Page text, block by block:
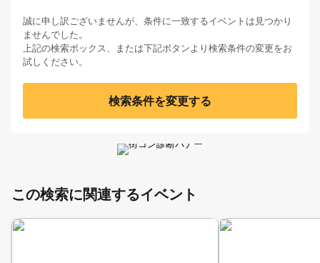
誠に申し訳ございませんが、条件に一致するイベントは見つかり
ませんでした。
上記の検索ボックス、または下記ボタンより検索条件の変更をお
試しください。
検索条件を変更する
この検索に関連するイベント